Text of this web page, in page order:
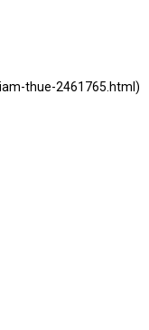
thue-2461765.html )